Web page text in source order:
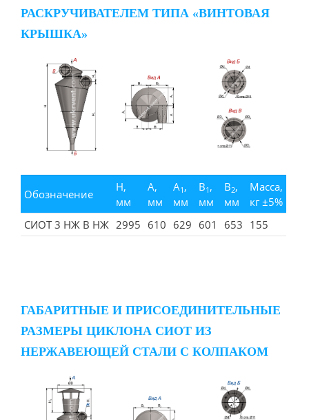
РАСКРУЧИВАТЕЛЕМ ТИПА «ВИНТОВАЯ
КРЫШКА»
Обозначение
H,
мм
A,
мм
A1 ,
мм
B1 ,
мм
B2,
мм
Масса,
кг ±5%
СИОТ 3 НЖ В НЖ 2995 610 629 601 653 155
ГАБАРИТНЫЕ И ПРИСОЕДИНИТЕЛЬНЫЕ
РАЗМЕРЫ ЦИКЛОНА СИОТ ИЗ
НЕРЖАВЕЮЩЕЙ СТАЛИ С КОЛПАКОМ